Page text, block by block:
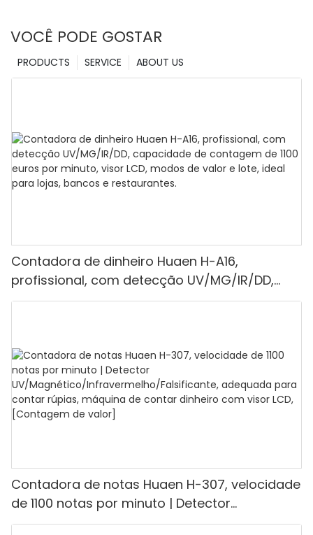
VOCÊ PODE GOSTAR
ABOUT US
SERVICE
PRODUCTS
Contadora de dinheiro Huaen H-A16,
profissional, com detecção UV/MG/IR/DD,
capacidade de contagem de 1100 euros por
Contadora de notas Huaen H-307, velocidade
de 1100 notas por minuto | Detector
UV/Magnético/Infravermelho/Falsificante,